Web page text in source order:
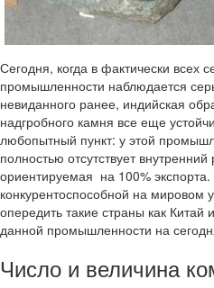
Сегодня, когда в фактически всех
промышленности наблюдается
невиданного ранее, индийская
надгробного камня все еще
любопытный пункт: у этой
полностью отсутствует
ориентируемая на 100%
конкурентоспособной на мировом
опередить такие страны как Китай
данной промышленности на
Число и величина